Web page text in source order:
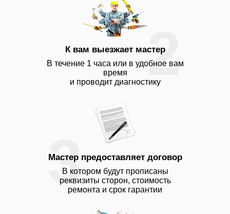
В течение 1 часа или в удобное вам
время
и проводит диагностику
К вам выезжает мастер
В котором будут прописаны
реквизиты сторон, стоимость
ремонта и срок гарантии
Мастер предоставляет договор
2
3